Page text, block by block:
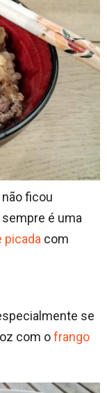
ficou
é uma
picada com
se
com ofrango